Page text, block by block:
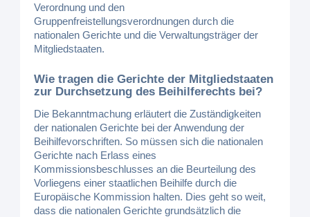
Verordnung und den
Gruppenfreistellungsverordnungen durch die
nationalen Gerichte und die Verwaltungsträger der
Mitgliedstaaten.
Wie tragen die Gerichte der Mitgliedstaaten
zur Durchsetzung des Beihilferechts bei?
Die Bekanntmachung erläutert die Zuständigkeiten
der nationalen Gerichte bei der Anwendung der
Beihilfevorschriften. So müssen sich die nationalen
Gerichte nach Erlass eines
Kommissionsbeschlusses an die Beurteilung des
Vorliegens einer staatlichen Beihilfe durch die
Europäische Kommission halten. Dies geht so weit,
dass die nationalen Gerichte grundsätzlich die